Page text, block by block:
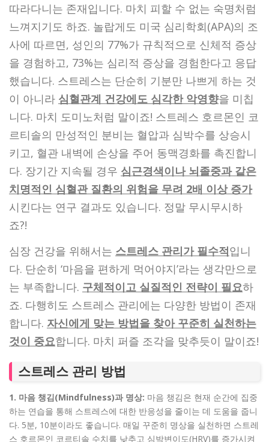
따라다니는 존재입니다. 마치 피할 수 없는 숙명처럼
느껴지기도 하죠. 놀랍게도 미국 심리학회(APA)의 조
사에 따르면, 성인의 77%가 규칙적으로 신체적 증상
을 경험하고, 73%는 심리적 증상을 경험한다고 응답
했습니다. 스트레스는 단순히 기분만 나쁘게 하는 것
이 아니라 심혈관계 건강에도 심각한 악영향을 미칩
니다. 마치 도미노처럼 말이죠! 스트레스 호르몬인 코
르티솔의 만성적인 분비는 혈압과 심박수를 상승시
키고, 혈관 내벽에 손상을 주어 동맥경화를 촉진합니
다. 장기간 지속될 경우 심근경색이나 뇌졸중과 같은
치명적인 심혈관 질환의 위험을 무려 2배 이상 증가
시킨다는 연구 결과도 있습니다. 정말 무시무시하
죠?!
심장 건강을 위해서는 스트레스 관리가 필수적입니
다. 단순히 ‘마음을 편하게 먹어야지’라는 생각만으로
는 부족합니다. 구체적이고 실질적인 전략이 필요하
죠. 다행히도 스트레스 관리에는 다양한 방법이 존재
합니다. 자신에게 맞는 방법을 찾아 꾸준히 실천하는
것이 중요합니다. 마치 퍼즐 조각을 맞추듯이 말이죠!
스트레스 관리 방법
1. 마음 챙김(Mindfulness)과 명상: 마음 챙김은 현재 순간에 집중
하는 연습을 통해 스트레스에 대한 반응성을 줄이는 데 도움을 줍니
다. 5분, 10분이라도 좋습니다. 매일 꾸준히 명상을 실천하면 스트레
스 호르몬인 코르티솔 수치를 낮추고 심박변이도(HRV)를 증가시켜